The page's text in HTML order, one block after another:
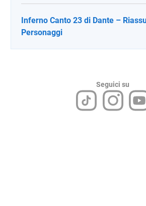
Inferno Canto 23 di Dante –
Personaggi
Seguici su